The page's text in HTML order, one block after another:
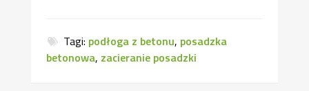
Tagi: podłoga z betonu, posadzka
betonowa, zacieranie posadzki